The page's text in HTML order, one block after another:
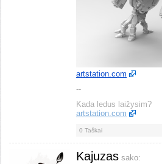
artstation.com
--
Kada ledus laižysim?
artstation.com
0 Taškai
Kajuzas sako: